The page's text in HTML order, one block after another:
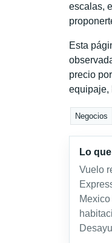
escalas,
Esta
precio
equipaje,
Negocios
Lo
Vuelo